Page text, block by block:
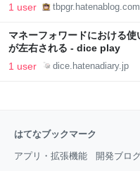
1 user tbpgr.hatenablog.com
マネーフォワードにおける
が左右される - dice play
1 user dice.hatenadiary.jp
はてなブックマーク
アプリ・拡張機能 開発ブロ